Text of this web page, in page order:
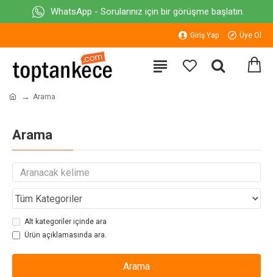
WhatsApp - Sorularınız için bir görüşme başlatın.
Giriş Yap Üye Ol
Arama
Arama
Alt kategoriler içinde ara
Ürün açıklamasında ara.
Arama